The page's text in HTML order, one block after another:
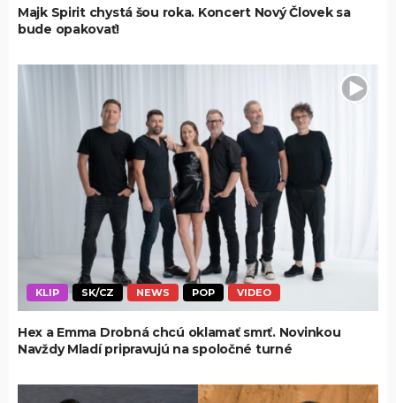
Majk Spirit chystá šou roka. Koncert Nový Človek sa
bude opakovať!
KLIP SK/CZ NEWS POP VIDEO
Hex a Emma Drobná chcú oklamať smrť. Novinkou
Navždy Mladí pripravujú na spoločné turné